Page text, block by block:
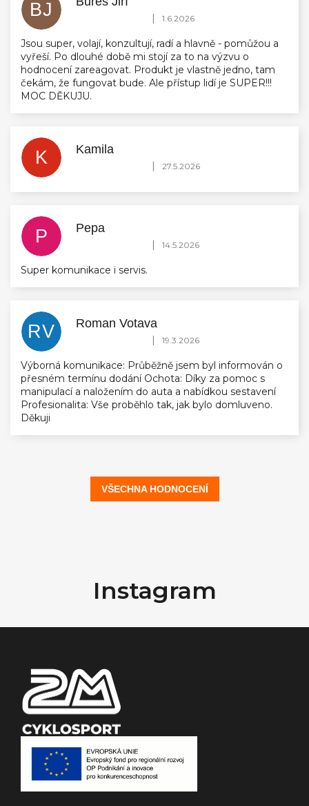
BJ Hodnocení obchodu je 5 z 5 hvězdiček.
| 1.6.2026
Jsou super, volají, konzultují, radí a hlavně - pomůžou a
vyřeší. Po dlouhé době mi stojí za to na výzvu o
hodnocení zareagovat. Produkt je vlastně jedno, tam
čekám, že fungovat bude. Ale přístup lidí je SUPER!!!
MOC DĚKUJU.
K Kamila
Hodnocení obchodu je 5 z 5 hvězdiček.
| 27.5.2026
P Pepa
Hodnocení obchodu je 5 z 5 hvězdiček.
| 14.5.2026
Super komunikace i servis.
RV Roman Votava
Hodnocení obchodu je 5 z 5 hvězdiček.
| 19.3.2026
Výborná komunikace: Průběžně jsem byl informován o
přesném termínu dodání Ochota: Díky za pomoc s
manipulací a naložením do auta a nabídkou sestavení
Profesionalita: Vše proběhlo tak, jak bylo domluveno.
Děkuji
VŠECHNA HODNOCENÍ
t
Instagram